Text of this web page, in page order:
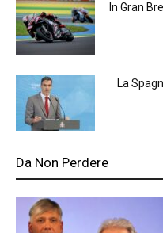
In Gran
La
Da Non Perdere